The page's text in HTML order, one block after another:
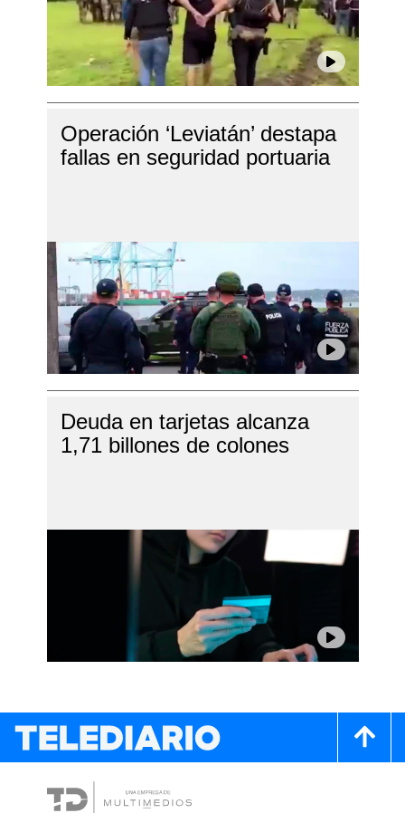
Operación ‘Leviatán’ destapa
fallas en seguridad portuaria
Deuda en tarjetas alcanza
1,71 billones de colones